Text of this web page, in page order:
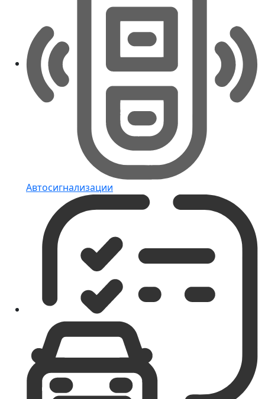
Автосигнализации